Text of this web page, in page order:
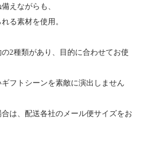
えながらも、
る素材を使用。
2種類があり、目的に合わせてお使
フトシーンを素敵に演出しません
は、配送各社のメール便サイズをお